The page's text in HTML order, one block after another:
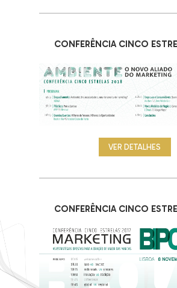
CONFERÊNCIA CINCO
VER DETALHES
CONFERÊNCIA CINCO